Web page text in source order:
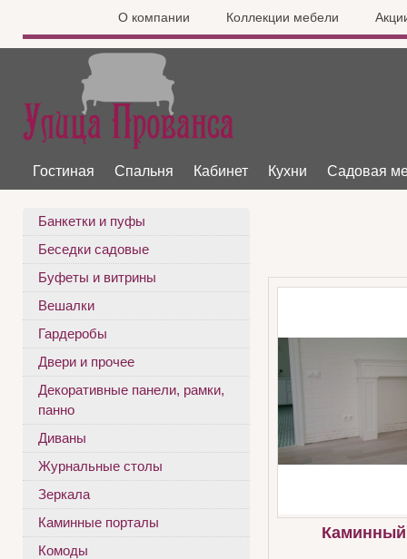
О компании Коллекции мебели
Гостиная Спальня Кабинет Кухни Садовая
Банкетки и пуфы
Беседки садовые
Буфеты и витрины
Вешалки
Гардеробы
Двери и прочее
Декоративные панели, рамки,
панно
Диваны
Журнальные столы
Зеркала
Каминные порталы
Комоды